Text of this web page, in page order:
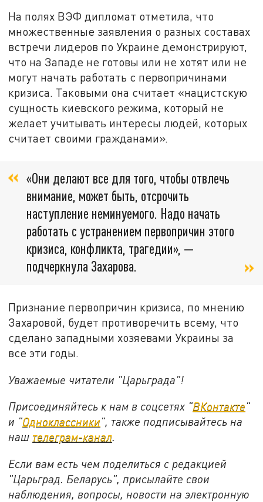
На полях ВЭФ дипломат отметила, что
множественные заявления о разных составах
встречи лидеров по Украине демонстрируют,
что на Западе не готовы или не хотят или не
могут начать работать с первопричинами
кризиса. Таковыми она считает «нацистскую
сущность киевского режима, который не
желает учитывать интересы людей, которых
считает своими гражданами».
«Они делают все для того, чтобы отвлечь
внимание, может быть, отсрочить
наступление неминуемого. Надо начать
работать с устранением первопричин этого
кризиса, конфликта, трагедии», —
подчеркнула Захарова.
Признание первопричин кризиса, по мнению
Захаровой, будет противоречить всему, что
сделано западными хозяевами Украины за
все эти годы.
Уважаемые читатели "Царьграда"!
Присоединяйтесь к нам в соцсетях "ВКонтакте"
и "Одноклассники", также подписывайтесь на
наш телеграм-канал.
Если вам есть чем поделиться с редакцией
"Царьград. Беларусь", присылайте свои
наблюдения, вопросы, новости на электронную